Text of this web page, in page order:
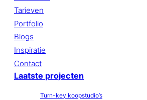
Tarieven
Portfolio
Blogs
Inspiratie
Contact
Laatste projecten
Turn-key koopstudio’s